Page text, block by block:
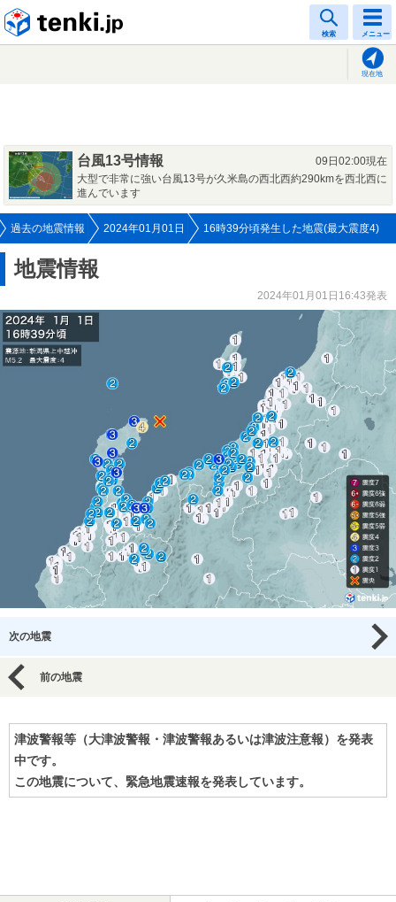
検索 メニュー
現在地
台風13号情報
09日02:00現在
大型で非常に強い台風13号が久米島の西北西約290kmを西北西に
進んでいます
過去の地震情報 2024年01月01日 16時39分頃発生した地震(最大震度4)
地震情報
2024年01月01日16:43発表
次の地震
前の地震
津波警報等（大津波警報・津波警報あるいは津波注意報）を発表
中です。
この地震について、緊急地震速報を発表しています。